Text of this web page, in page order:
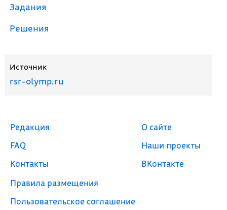
Задания
Решения
Источник
rsr-olymp.ru
Редакция
FAQ
Контакты
Правила размещения
Пользовательское соглашение
О сайте
Наши проекты
ВКонтакте